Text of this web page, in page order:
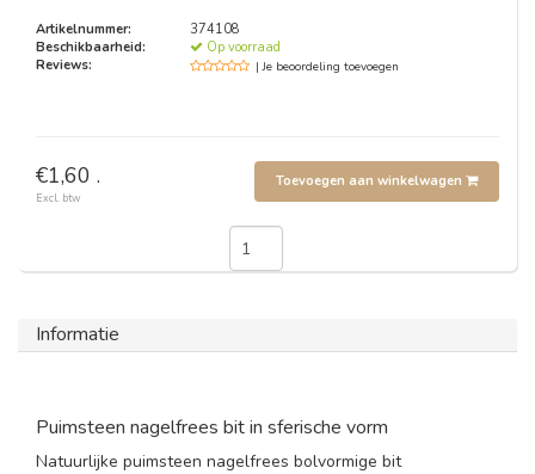
Artikelnummer:
374108
Beschikbaarheid:
Op voorraad
Reviews:
| Je beoordeling toevoegen
€1,60 .
Excl. btw
Toevoegen aan winkelwagen
Informatie
Puimsteen nagelfrees bit in sferische vorm
Natuurlijke puimsteen nagelfrees bolvormige bit